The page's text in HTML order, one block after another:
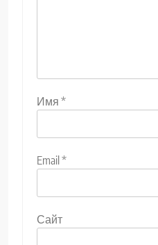
Имя *
Email *
Сайт